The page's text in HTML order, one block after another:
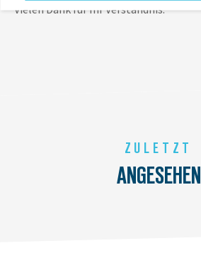
Vielen Dank für Ihr Verständnis.
ZULETZT
ANGESEHEN